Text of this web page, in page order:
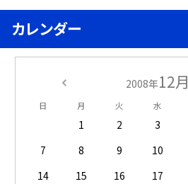
カレンダー
2008年12月
日 月 火 水
1 2 3
7
8 9 10
14
15 16 17